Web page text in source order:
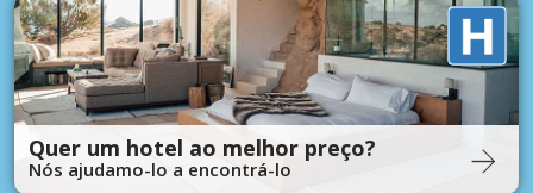
Quer um hotel ao melhor preço?
Nós ajudamo-lo a encontrá-lo